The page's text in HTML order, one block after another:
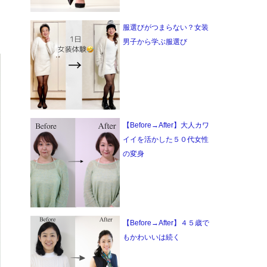
服選びがつまらない？女装
男子から学ぶ服選び
【Before→After】大人カワ
イイを活かした５０代女性
の変身
【Before→After】４５歳で
もかわいいは続く